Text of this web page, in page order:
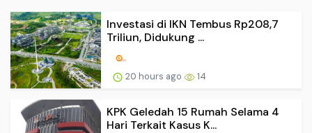
Investasi di IKN Tembus Rp208,7
Triliun, Didukung ...
20 hours ago 14
KPK Geledah 15 Rumah Selama 4
Hari Terkait Kasus K...